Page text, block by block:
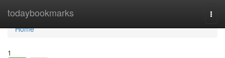
todaybookmarks
Home
Home
1